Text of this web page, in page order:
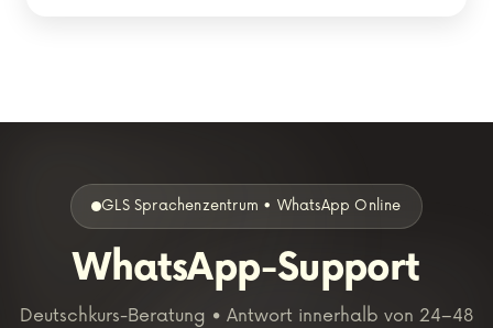
GLS Sprachenzentrum • WhatsApp Online
WhatsApp-Support
Deutschkurs-Beratung • Antwort innerhalb von 24–48